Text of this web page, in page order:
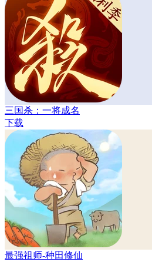
三国杀：一将成名
下载
最强祖师-种田修仙